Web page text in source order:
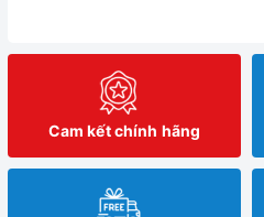
Cam kết chính hãng